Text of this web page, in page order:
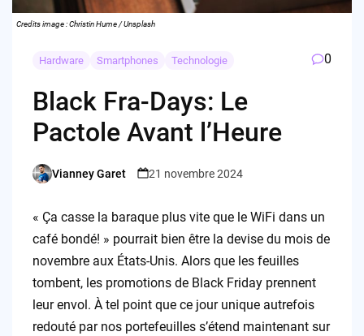
Credits image : Christin Hume / Unsplash
Hardware Smartphones Technologie 0
Black Fra-Days: Le
Pactole Avant l’Heure
Posted
Vianney Garet 21 novembre 2024
« Ça casse la baraque plus vite que le WiFi dans un
café bondé! » pourrait bien être la devise du mois de
novembre aux États-Unis. Alors que les feuilles
tombent, les promotions de Black Friday prennent
leur envol. À tel point que ce jour unique autrefois
redouté par nos portefeuilles s’étend maintenant sur